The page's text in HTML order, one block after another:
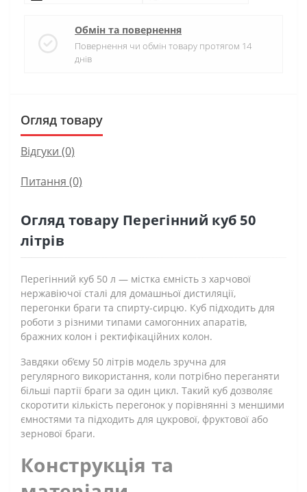
Обмін та повернення
Повернення чи обмін товару протягом 14
днів
Огляд товару
Відгуки (0)
Питання (0)
Огляд товару Перегінний куб 50
літрів
Перегінний куб 50 л — містка ємність з харчової
нержавіючої сталі для домашньої дистиляції,
перегонки браги та спирту-сирцю. Куб підходить для
роботи з різними типами самогонних апаратів,
бражних колон і ректифікаційних колон.
Завдяки об’єму 50 літрів модель зручна для
регулярного використання, коли потрібно переганяти
більші партії браги за один цикл. Такий куб дозволяє
скоротити кількість перегонок у порівнянні з меншими
ємностями та підходить для цукрової, фруктової або
зернової браги.
Конструкція та